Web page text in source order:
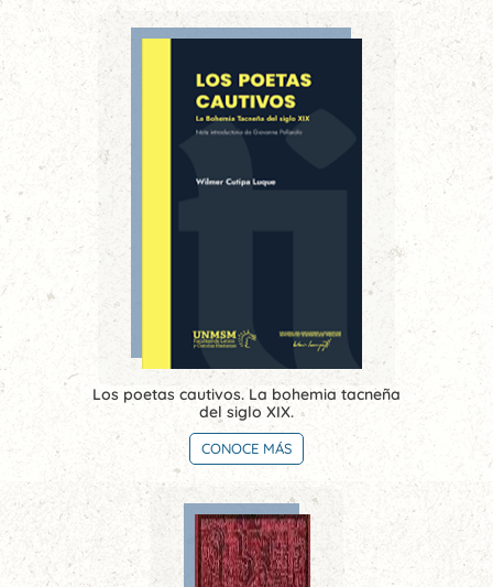
Los poetas cautivos. La bohemia tacneña
del siglo XIX.
CONOCE MÁS